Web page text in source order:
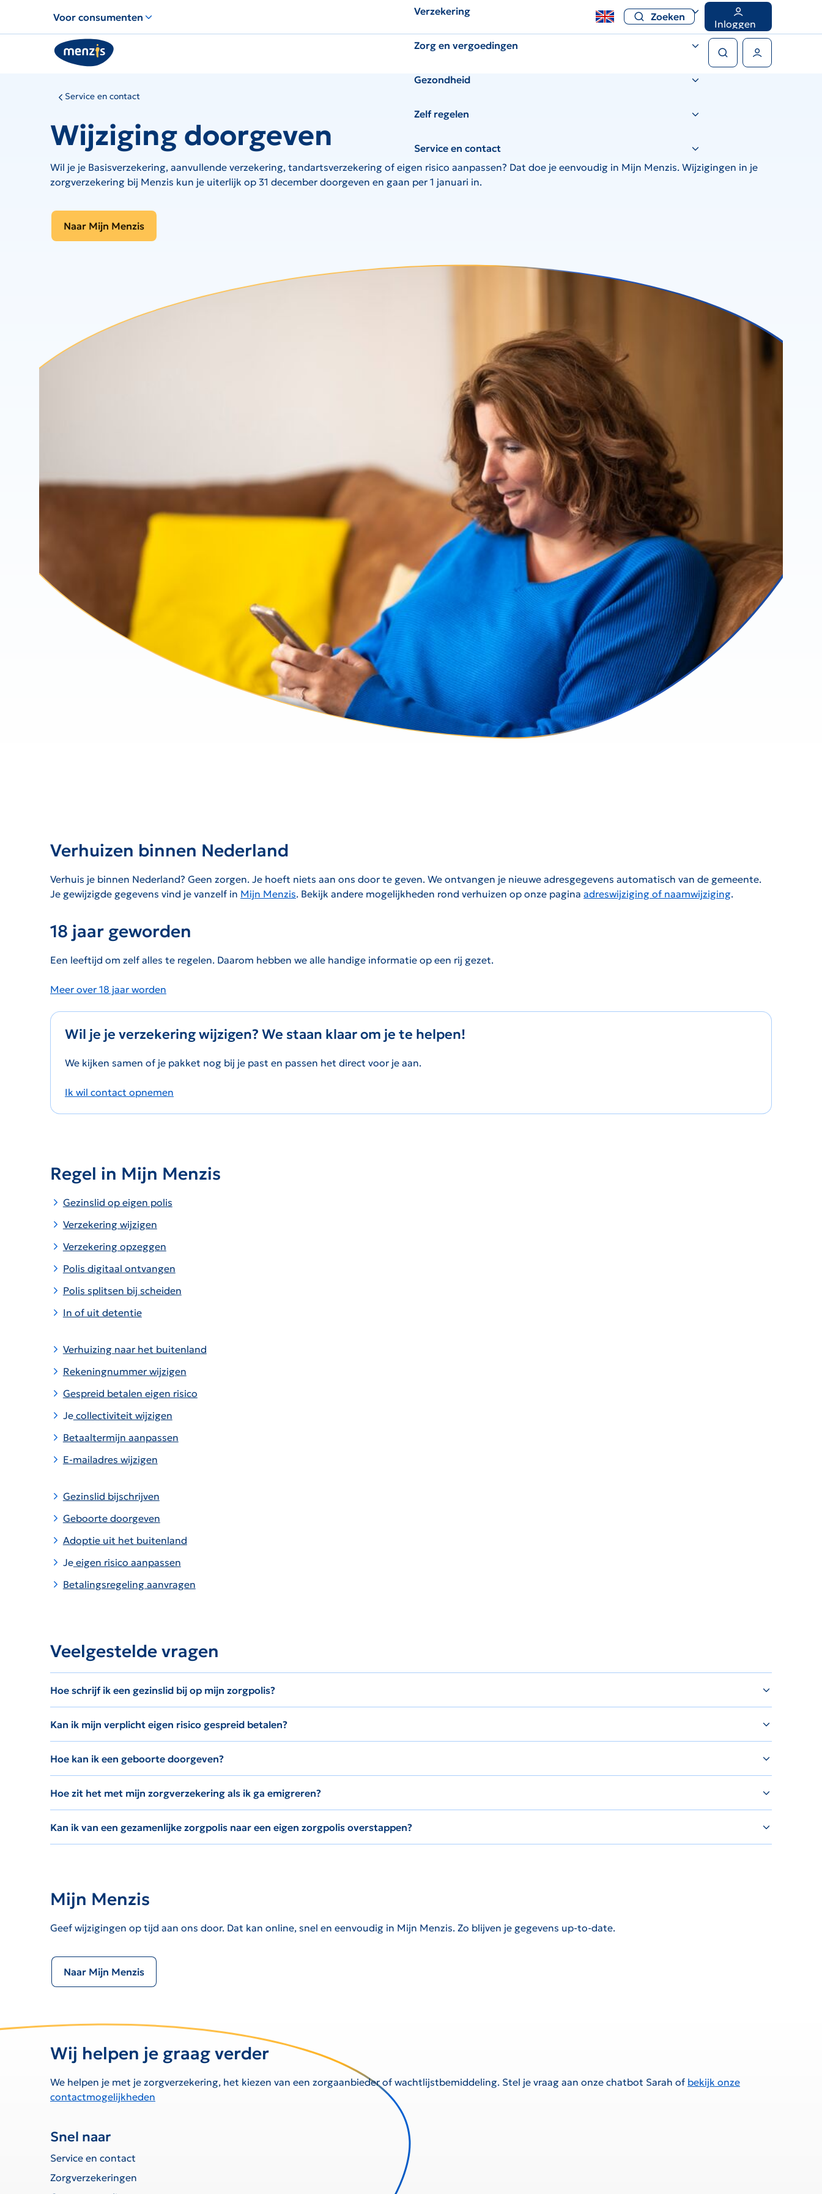
voor
snelle
navigatie
Voor consumenten Zoeken
Inloggen
Verzekering
Zorg en vergoedingen
Gezondheid
Zelf regelen
Service en contact
Service en contact
Wijziging doorgeven
Wil je je Basisverzekering, aanvullende verzekering, tandartsverzekering of eigen risico aanpassen? Dat doe je eenvoudig in Mijn Menzis. Wijzigingen in je
zorgverzekering bij Menzis kun je uiterlijk op 31 december doorgeven en gaan per 1 januari in.
Naar Mijn Menzis
Verhuizen binnen Nederland
Verhuis je binnen Nederland? Geen zorgen. Je hoeft niets aan ons door te geven. We ontvangen je nieuwe adresgegevens automatisch van de gemeente.
Je gewijzigde gegevens vind je vanzelf in Mijn Menzis. Bekijk andere mogelijkheden rond verhuizen op onze pagina adreswijziging of naamwijziging.
18 jaar geworden
Een leeftijd om zelf alles te regelen. Daarom hebben we alle handige informatie op een rij gezet.
Meer over 18 jaar worden
Wil je je verzekering wijzigen? We staan klaar om je te helpen!
We kijken samen of je pakket nog bij je past en passen het direct voor je aan.
Ik wil contact opnemen
Regel in Mijn Menzis
Gezinslid op eigen polis
Verzekering wijzigen
Verzekering opzeggen
Polis digitaal ontvangen
Polis splitsen bij scheiden
In of uit detentie
Verhuizing naar het buitenland
Rekeningnummer wijzigen
Gespreid betalen eigen risico
Jecollectiviteit wijzigen
Betaaltermijn aanpassen
E-mailadres wijzigen
Gezinslid bijschrijven
Geboorte doorgeven
Adoptie uit het buitenland
Jeeigen risico aanpassen
Betalingsregeling aanvragen
Veelgestelde vragen
Hoe schrijf ik een gezinslid bij op mijn zorgpolis?
Kan ik mijn verplicht eigen risico gespreid betalen?
Hoe kan ik een geboorte doorgeven?
Hoe zit het met mijn zorgverzekering als ik ga emigreren?
Kan ik van een gezamenlijke zorgpolis naar een eigen zorgpolis overstappen?
Mijn Menzis
Geef wijzigingen op tijd aan ons door. Dat kan online, snel en eenvoudig in Mijn Menzis. Zo blijven je gegevens up-to-date.
Naar Mijn Menzis
Wij helpen je graag verder
We helpen je met je zorgverzekering, het kiezen van een zorgaanbieder of wachtlijstbemiddeling. Stel je vraag aan onze chatbot Sarah of bekijk onze
contactmogelijkheden
Snel naar
Service en contact
Zorgverzekeringen